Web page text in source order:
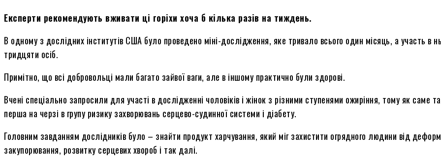
Експерти рекомендують вживати ці горіхи хоча б кілька разів на тиждень.
В одному з дослідних інститутів США було проведено міні-дослідження, яке тривало всього один місяць, а участь в
тридцяти осіб.
Примітно, що всі добровольці мали багато зайвої ваги, але в іншому практично були здорові.
Вчені спеціально запросили для участі в дослідженні чоловіків і жінок з різними ступенями ожиріння, тому як саме
перша на черзі в групу ризику захворювань серцево-судинної системи і діабету.
Головним завданням дослідників було – знайти продукт харчування, який міг захистити огрядного людини від
закупорювання, розвитку серцевих хвороб і так далі.